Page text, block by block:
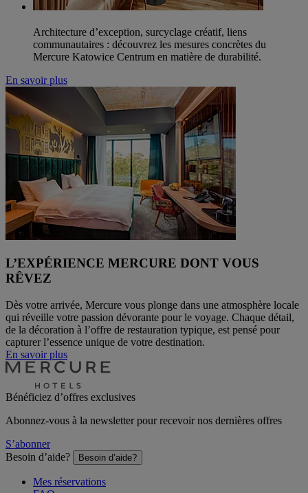
Architecture d’exception, surcyclage créatif, liens
communautaires : découvrez les mesures concrètes du
Mercure Katowice Centrum en matière de durabilité.
En savoir plus
L’EXPÉRIENCE MERCURE DONT VOUS
RÊVEZ
Dès votre arrivée, Mercure vous plonge dans une atmosphère locale
qui réveille votre passion dévorante pour le voyage. Chaque détail,
de la décoration à l’offre de restauration typique, est pensé pour
capturer l’essence unique de votre destination.
En savoir plus
Bénéficiez d’offres exclusives
Abonnez-vous à la newsletter pour recevoir nos dernières offres
S’abonner
Besoin d’aide?
Besoin d’aide?
Mes réservations